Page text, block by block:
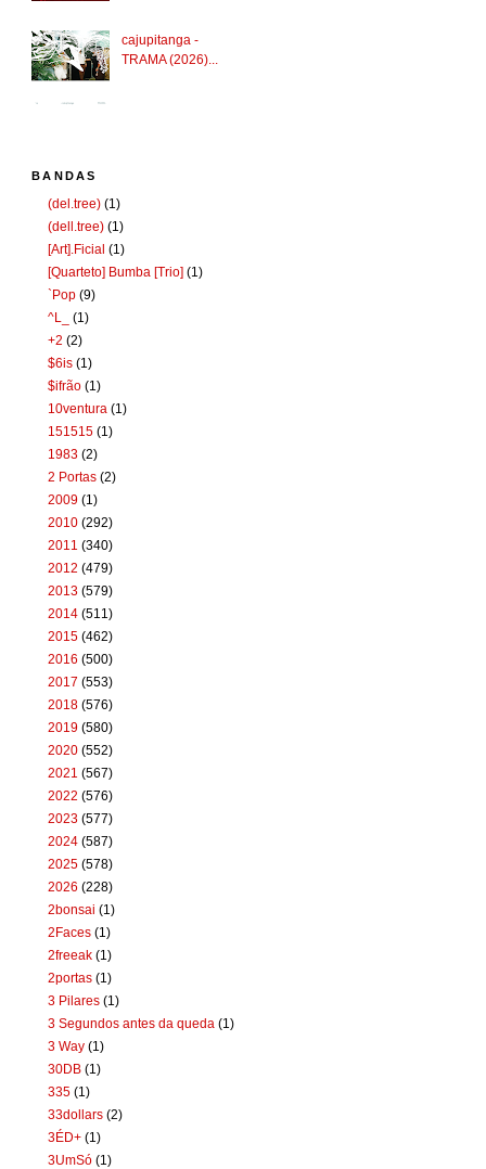
cajupitanga -
TRAMA (2026)...
BANDAS
(del.tree) (1)
(dell.tree) (1)
[Art].Ficial (1)
[Quarteto] Bumba [Trio] (1)
`Pop (9)
^L_
(1)
+2 (2)
$6is (1)
$ifrão (1)
10ventura (1)
151515 (1)
1983 (2)
2 Portas (2)
2009 (1)
2010 (292)
2011 (340)
2012 (479)
2013 (579)
2014 (511)
2015 (462)
2016 (500)
2017 (553)
2018 (576)
2019 (580)
2020 (552)
2021 (567)
2022 (576)
2023 (577)
2024 (587)
2025 (578)
2026 (228)
2bonsai (1)
2Faces (1)
2freeak (1)
2portas (1)
3 Pilares (1)
3 Segundos antes da queda (1)
3 Way (1)
30DB (1)
335 (1)
33dollars (2)
3ÉD+ (1)
3UmSó (1)